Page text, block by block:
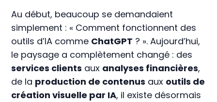
Au début, beaucoup se demandaient
simplement : « Comment fonctionnent des
outils d’IA comme ChatGPT ? ». Aujourd’hui,
le paysage a complètement changé : des
services clients aux analyses financières,
de la production de contenus aux outils de
création visuelle par IA, il existe désormais